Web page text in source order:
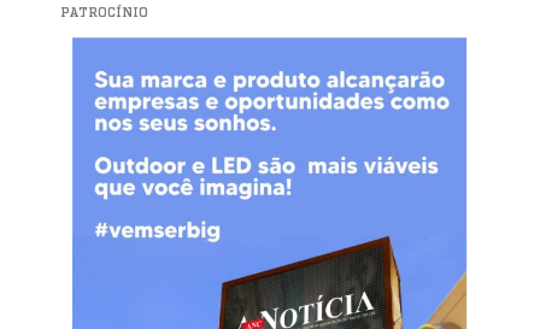
PATROCÍNIO